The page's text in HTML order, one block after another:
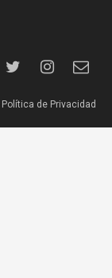
Política de Privacidad